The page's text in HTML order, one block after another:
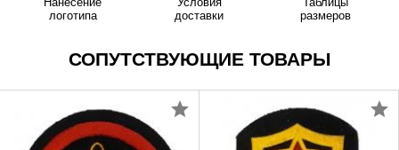
логотипа
доставки
размеров
СОПУТСТВУЮЩИЕ ТОВАРЫ